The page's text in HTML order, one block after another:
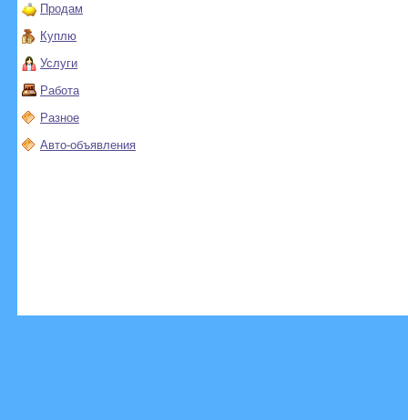
Продам
Куплю
Услуги
Работа
Разное
Авто-объявления